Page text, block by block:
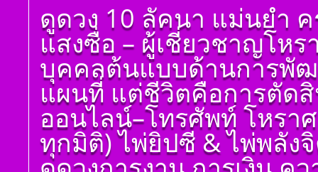
แข็งแก้ไขข้อบกพร่อง
ในพื้นดวงชาตา
ตั้งชื่อมงคลคนเกิดวัน
พุธ ตั้งชื่อดี เป็นมงคล
ชื่อมงคล ตั้งชื่อ เลข
ศาสตร์ มหาทักษา พลัง
ดาวพระเคราะห์ ตั้ง
ดวงถอดดาวด้วยโหรา
ศาตร์ ๑๐ ลัคนา ออกมา
เป็นจุดอ่อนจุดแข็ง
แก้ไขข้อบกพร่องในพื้น
ดวงชาตา
ดูดวง 10 ลัคนา แม่นยำ
แสงซื่อ – ผู้เชี่ยวชาญโห
บุคคลต้นแบบด้านการพัฒ
แผนที่ แต่ชีวิตคือการตัด
ออนไลน์–โทรศัพท์ โหรา
ทุกมิติ) ไพ่ยิปซี & ไพ่พลัง